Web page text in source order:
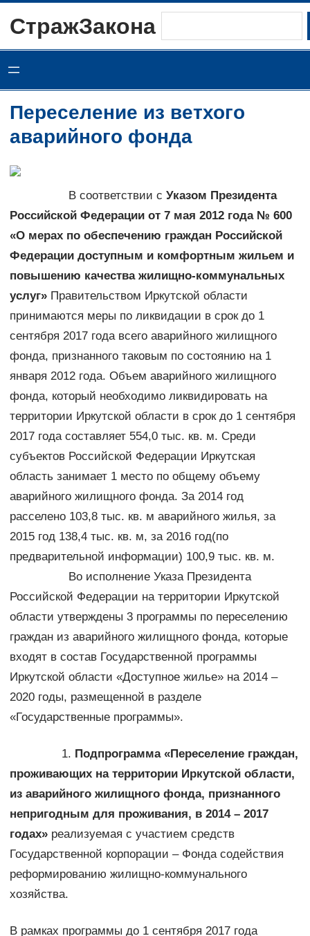
содержимому
СтражЗакона
Переселение из ветхого
аварийного фонда
В соответствии с Указом Президента
Российской Федерации от 7 мая 2012 года № 600
«О мерах по обеспечению граждан Российской
Федерации доступным и комфортным жильем и
повышению качества жилищно-коммунальных
услуг»Правительством Иркутской области
принимаются меры по ликвидации в срок до 1
сентября 2017 года всего аварийного жилищного
фонда, признанного таковым по состоянию на 1
января 2012 года. Объем аварийного жилищного
фонда, который необходимо ликвидировать на
территории Иркутской области в срок до 1 сентября
2017 года составляет 554,0 тыс. кв. м. Среди
субъектов Российской Федерации Иркутская
область занимает 1 место по общему объему
аварийного жилищного фонда. За 2014 год
расселено 103,8 тыс. кв. м аварийного жилья, за
2015 год 138,4 тыс. кв. м, за 2016 год(по
предварительной информации) 100,9 тыс. кв. м.
Во исполнение Указа Президента
Российской Федерации на территории Иркутской
области утверждены 3 программы по переселению
граждан из аварийного жилищного фонда, которые
входят в состав Государственной программы
Иркутской области «Доступное жилье» на 2014 –
2020 годы, размещенной в разделе
«Государственные программы».
1. Подпрограмма «Переселение граждан,
проживающих на территории Иркутской области,
из аварийного жилищного фонда, признанного
непригодным для проживания, в 2014 – 2017
годах»реализуемая с участием средств
Государственной корпорации – Фонда содействия
реформированию жилищно-коммунального
хозяйства.
В рамках программы до 1 сентября 2017 года